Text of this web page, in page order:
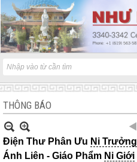
THÔNG BÁO
Điện Thư Phân Ưu Ni Trưởng
Ánh Liên - Giáo Phẩm Ni Giới